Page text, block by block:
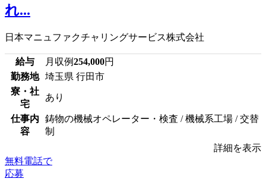
れ...
日本マニュファクチャリングサービス株式会社
給与 月収例254,000円
勤務地
埼玉県 行田市
寮・社
宅
あり
仕事内
容
鋳物の機械オペレーター・検査 / 機械系工場 / 交替
制
詳細を表示
無料電話で
応募